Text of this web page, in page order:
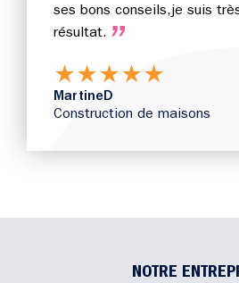
ses bons conseils,je suis
résultat.
★★★★★
MartineD
Construction de maisons
NOTRE